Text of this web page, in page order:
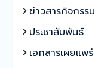
ข่าวสารกิจกรรม
ประชาสัมพันธ์
เอกสารเผยแพร่